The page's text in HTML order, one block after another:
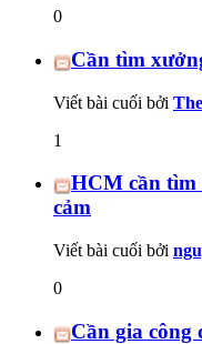
0
Cần tìm
Viết bài cuối bởi
1
HCM cần tìm
cảm
Viết bài cuối bởi
0
Cần gia công